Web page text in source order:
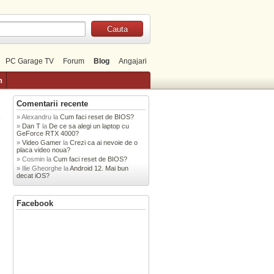
PC Garage TV Forum Blog Angajari
Comentarii recente
Alexandru la Cum faci reset de BIOS?
Dan T la De ce sa alegi un laptop cu
GeForce RTX 4000?
Video Gamer la Crezi ca ai nevoie de o
placa video noua?
Cosmin la Cum faci reset de BIOS?
Ilie Gheorghe laAndroid 12. Mai bun
decat iOS?
Facebook